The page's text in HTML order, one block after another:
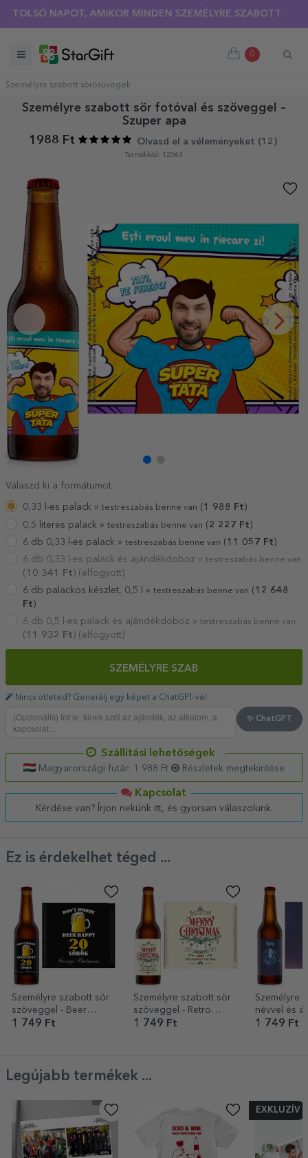
NAPOT, AMIKOR MINDEN SZEMÉLYRE SZABOTT PÓLÓRA
0
Személyre szabott sörösüvegek
Személyre szabott sör fotóval és szöveggel –
Szuper apa
1988 Ft
Olvasd el a véleményeket (12 )
Termékkód: 12063
Válaszd ki a formátumot
0,33 l-es palack » testreszabás benne van ( 1 988 Ft )
0,5 literes palack » testreszabás benne van (2 227 Ft)
6 db 0,33 l-es palack » testreszabás benne van ( 11 057 Ft )
6 db 0,33 l-es palack és ajándékdoboz » testreszabás benne van
( 10 341 Ft ) (elfogyott)
6 db palackos készlet, 0,5 l » testreszabás benne van ( 12 648
Ft )
6 db 0,5 l-es palack és ajándékdoboz » testreszabás benne van
( 11 932 Ft ) (elfogyott)
SZEMÉLYRE SZAB
Nincs ötleted? Generálj egy képet a ChatGPT-vel
✨ ChatGPT
Szállítási lehetőségek
Magyarországi futár: 1 988 Ft Részletek megtekintése
Kapcsolat
Kérdése van? Írjon nekünk itt, és gyorsan válaszolunk.
Ez is érdekelhet téged ...
Személyre szabott sör
szöveggel - Beer
happy!
1 749 Ft
Személyre szabott sör
szöveggel - Retro
karácsony
1 749 Ft
Személyre
névvel és
- Szűz
1 749 Ft
Legújabb termékek ...
EXKLUZÍV